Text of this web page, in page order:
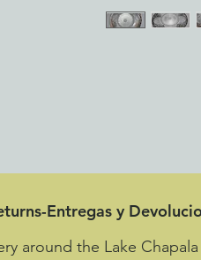
Entregas y
around the Lake